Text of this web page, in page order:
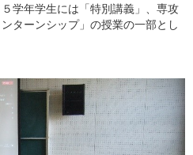
学年学生には「特別講義」、専攻
ターンシップ」の授業の一部とし